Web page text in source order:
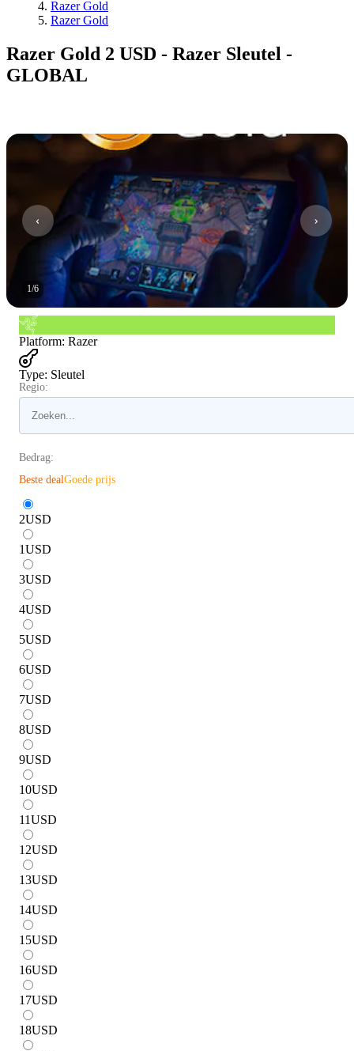
Razer Gold
Razer Gold
Razer Gold 2 USD - Razer Sleutel -
GLOBAL
1/6
Platform: Razer
Type: Sleutel
Regio:
Bedrag:
Beste dealGoede prijs
2USD
1USD
3USD
4USD
5USD
6USD
7USD
8USD
9USD
10USD
11USD
12USD
13USD
14USD
15USD
16USD
17USD
18USD